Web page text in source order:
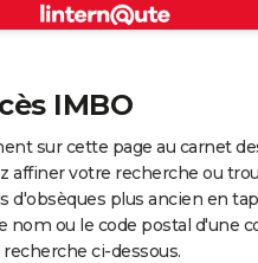
ville
IMBO
sur cette page au carnet
affiner votre recherche ou
d'obsèques plus ancien en
nom ou le code postal d'une
ci-dessous.